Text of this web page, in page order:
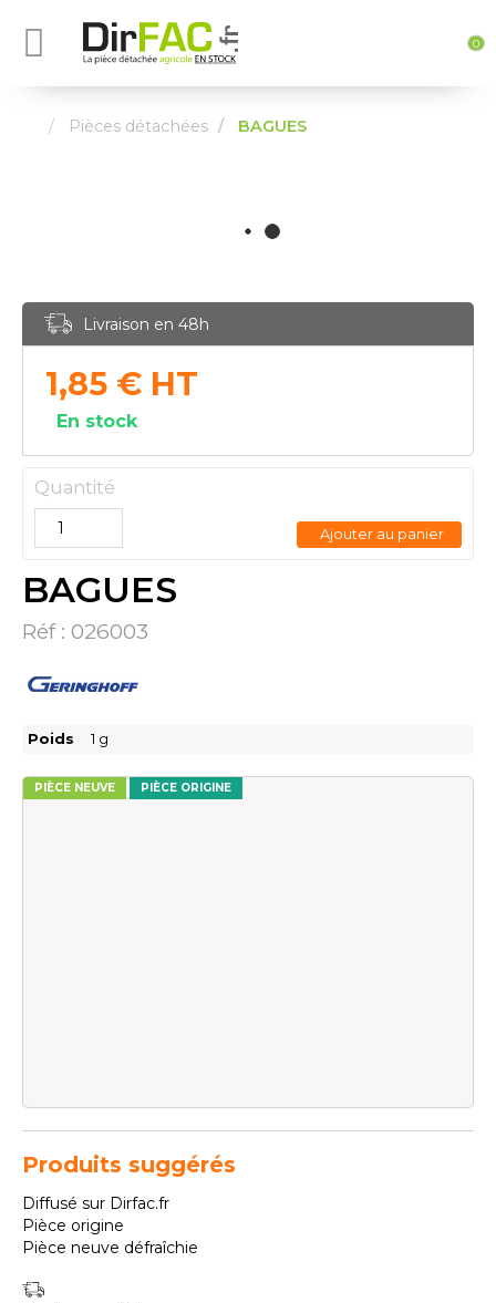
0
Pièces détachées BAGUES
PIÈCE NEUVE PIÈCE ORIGINE
BAGUES
Réf : 026003
Poids 1 g
Livraison en 48h
1,85 € HT
En stock
Quantité
Ajouter au panier
Produits suggérés
Diffusé sur Dirfac.fr
Pièce origine
Pièce neuve défraîchie